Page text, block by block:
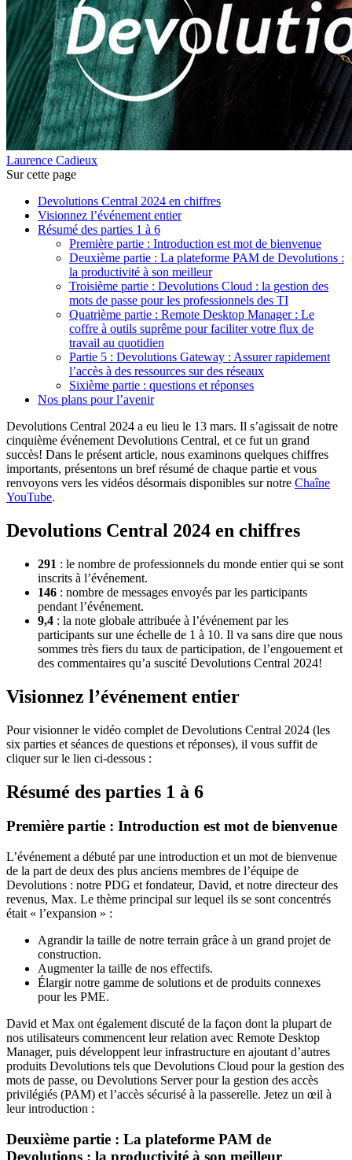
Laurence Cadieux
Sur cette page
Devolutions Central 2024 en chiffres
Visionnez l’événement entier
Résumé des parties 1 à 6
Première partie : Introduction est mot de bienvenue
Deuxième partie : La plateforme PAM de Devolutions :
la productivité à son meilleur
Troisième partie : Devolutions Cloud : la gestion des
mots de passe pour les professionnels des TI
Quatrième partie : Remote Desktop Manager : Le
coffre à outils suprême pour faciliter votre flux de
travail au quotidien
Partie 5 : Devolutions Gateway : Assurer rapidement
l’accès à des ressources sur des réseaux
Sixième partie : questions et réponses
Nos plans pour l’avenir
Devolutions Central 2024 a eu lieu le 13 mars. Il s’agissait de notre
cinquième événement Devolutions Central, et ce fut un grand
succès! Dans le présent article, nous examinons quelques chiffres
importants, présentons un bref résumé de chaque partie et vous
renvoyons vers les vidéos désormais disponibles sur notre Chaîne
YouTube.
Devolutions Central 2024 en chiffres
291 : le nombre de professionnels du monde entier qui se sont
inscrits à l’événement.
146 : nombre de messages envoyés par les participants
pendant l’événement.
9,4 : la note globale attribuée à l’événement par les
participants sur une échelle de 1 à 10. Il va sans dire que nous
sommes très fiers du taux de participation, de l’engouement et
des commentaires qu’a suscité Devolutions Central 2024!
Visionnez l’événement entier
Pour visionner le vidéo complet de Devolutions Central 2024 (les
six parties et séances de questions et réponses), il vous suffit de
cliquer sur le lien ci-dessous :
Résumé des parties 1 à 6
Première partie : Introduction est mot de bienvenue
L’événement a débuté par une introduction et un mot de bienvenue
de la part de deux des plus anciens membres de l’équipe de
Devolutions : notre PDG et fondateur, David, et notre directeur des
revenus, Max. Le thème principal sur lequel ils se sont concentrés
était « l’expansion » :
Agrandir la taille de notre terrain grâce à un grand projet de
construction.
Augmenter la taille de nos effectifs.
Élargir notre gamme de solutions et de produits connexes
pour les PME.
David et Max ont également discuté de la façon dont la plupart de
nos utilisateurs commencent leur relation avec Remote Desktop
Manager, puis développent leur infrastructure en ajoutant d’autres
produits Devolutions tels que Devolutions Cloud pour la gestion des
mots de passe, ou Devolutions Server pour la gestion des accès
privilégiés (PAM) et l’accès sécurisé à la passerelle. Jetez un œil à
leur introduction :
Deuxième partie : La plateforme PAM de
Devolutions : la productivité à son meilleur